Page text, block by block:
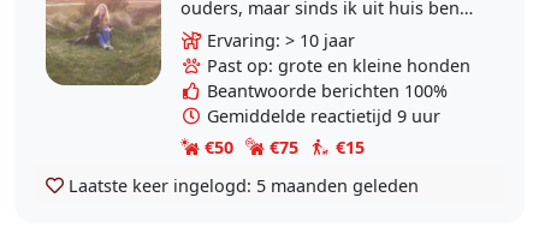
ouders, maar sinds ik uit huis ben
gegaan om te studeren (en
onderhouden werkend ;) )mis ik het
ontzettend om een..
Ervaring: > 10 jaar
Past op: grote en kleine honden
Beantwoorde berichten 100%
Gemiddelde reactietijd 9 uur
€50
€75
€15
Laatste keer ingelogd: 5 maanden geleden